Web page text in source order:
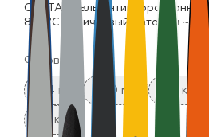
CERTA эмаль антикоррозионная
800°С коричневый матовый
Фасовка:
0.4 кг 520 мл 0.8 кг
25 кг